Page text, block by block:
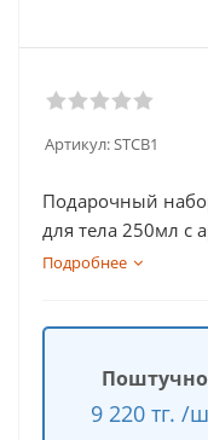
Артикул:STCB1
Подарочный
для тела 250мл с
Подробнее
Поштучно
9 220 тг. /